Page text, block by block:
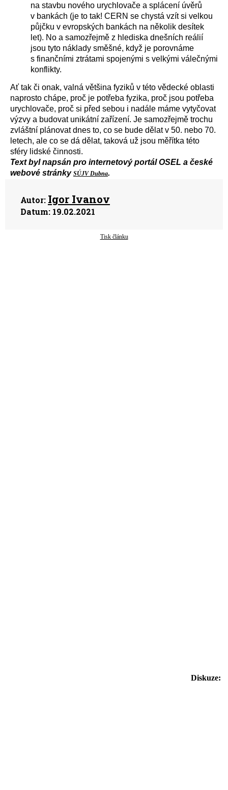
na stavbu nového urychlovače a splácení úvěrů
v bankách (je to tak! CERN se chystá vzít si velkou
půjčku v evropských bankách na několik desítek
let). No a samozřejmě z hlediska dnešních reálií
jsou tyto náklady směšné, když je porovnáme
s finančními ztrátami spojenými s velkými válečnými
konflikty.
Ať tak či onak, valná většina fyziků v této vědecké oblasti
naprosto chápe, proč je potřeba fyzika, proč jsou potřeba
urychlovače, proč si před sebou i nadále máme vytyčovat
výzvy a budovat unikátní zařízení. Je samozřejmě trochu
zvláštní plánovat dnes to, co se bude dělat v 50. nebo 70.
letech, ale co se dá dělat, taková už jsou měřítka této
sféry lidské činnosti.
Text byl napsán pro internetový portál OSEL a české
webové stránky SÚJV Dubna.
Autor: Igor Ivanov
Datum: 19.02.2021
Tisk článku
Diskuze: